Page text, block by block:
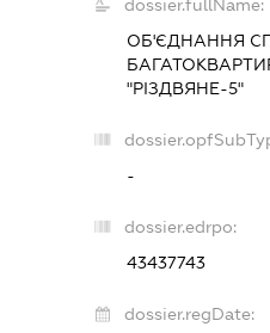
dossier.fullName:
ОБ'ЄДНАННЯ
"РІЗДВЯНЕ-5"
-
dossier.edrpo:
43437743
dossier.regDate: